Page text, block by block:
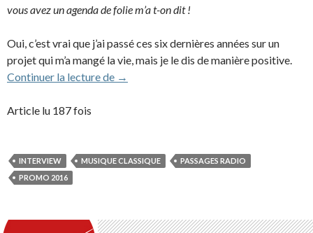
vous avez un agenda de folie m’a t-on dit !
Oui, c’est vrai que j’ai passé ces six dernières années sur un
projet qui m’a mangé la vie, mais je le dis de manière positive.
Continuer la lecture de Passion Classique (Interview 30/05/
→
Article lu 187 fois
INTERVIEW MUSIQUE CLASSIQUE
PASSAGES RADIO
PROMO 2016